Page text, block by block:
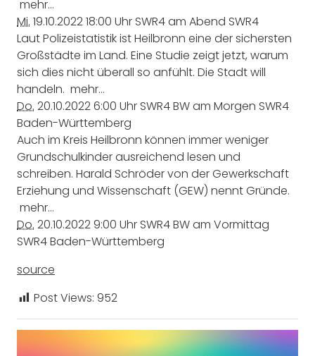
mehr…
Mi. 19.10.202218:00 Uhr SWR4 am Abend SWR4
Laut Polizeistatistik ist Heilbronn eine der sichersten
Großstädte im Land. Eine Studie zeigt jetzt, warum
sich dies nicht überall so anfühlt. Die Stadt will
handeln. mehr…
Do. 20.10.20226:00 Uhr SWR4 BW am Morgen SWR4
Baden-Württemberg
Auch im Kreis Heilbronn können immer weniger
Grundschulkinder ausreichend lesen und
schreiben. Harald Schröder von der Gewerkschaft
Erziehung und Wissenschaft (GEW) nennt Gründe.
mehr…
Do. 20.10.20229:00 Uhr SWR4 BW am Vormittag
SWR4 Baden-Württemberg
source
Post Views: 952